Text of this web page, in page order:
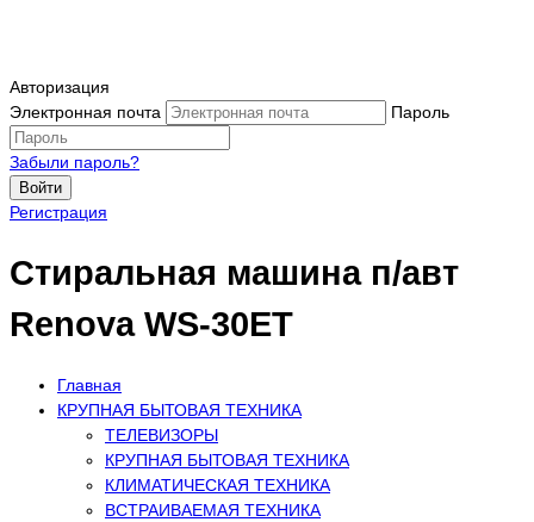
Авторизация
Электронная почта
Пароль
Забыли пароль?
Войти
Регистрация
Стиральная машина п/авт
Renova WS-30ET
Главная
КРУПНАЯ БЫТОВАЯ ТЕХНИКА
ТЕЛЕВИЗОРЫ
КРУПНАЯ БЫТОВАЯ ТЕХНИКА
КЛИМАТИЧЕСКАЯ ТЕХНИКА
ВСТРАИВАЕМАЯ ТЕХНИКА